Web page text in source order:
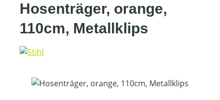
Hosenträger, orange,
110cm, Metallklips
Bildergalerie überspringen